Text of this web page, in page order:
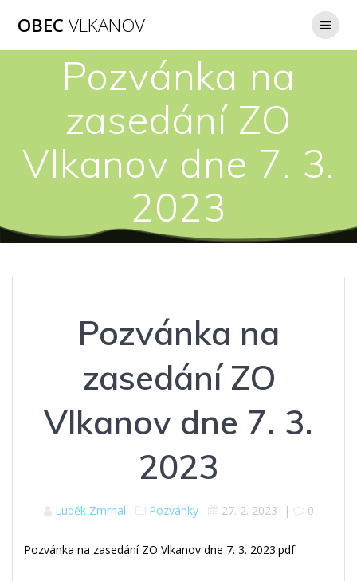
OBEC VLKANOV
Pozvánka na
zasedání ZO
Vlkanov dne 7. 3.
2023
Pozvánka na
zasedání ZO
Vlkanov dne 7. 3.
2023
Luděk Zmrhal Pozvánky 27. 2. 2023 | 0
Pozvánka na zasedání ZO Vlkanov dne 7. 3. 2023.pdf